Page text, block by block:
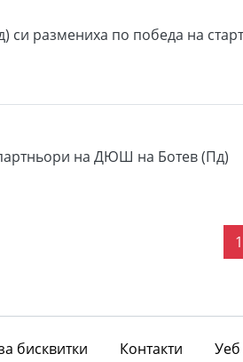
си размениха по победа на
на ДЮШ на Ботев (Пд)
1
бисквитки Контакти Уеб